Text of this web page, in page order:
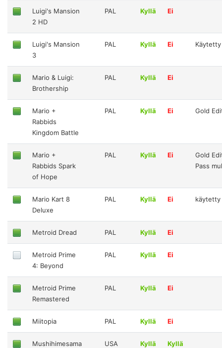
Luigi's Mansion
2 HD
PAL Kyllä Ei
Luigi's Mansion
3
PAL Kyllä Ei Käytetty
Mario & Luigi:
Brothership
PAL Kyllä Ei
Mario +
Rabbids
Kingdom Battle
PAL Kyllä Ei Gold
Mario +
Rabbids Spark
of Hope
PAL Kyllä Ei
Gold
Pass
Mario Kart 8
Deluxe
PAL Kyllä Ei käytetty
Metroid Dread PAL Kyllä Ei
Metroid Prime
4: Beyond
PAL Kyllä Ei
Metroid Prime
Remastered
PAL Kyllä Ei
Miitopia PAL Kyllä Ei
Mushihimesama USA Kyllä Kyllä